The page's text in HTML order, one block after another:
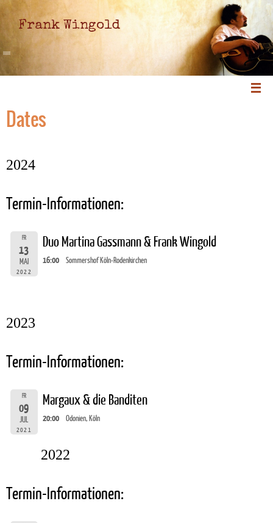
Frank Wingold
Dates
2024
Termin-Informationen:
FR
13
MAI
2022
Duo Martina Gassmann & Frank Wingold
16:00 Sommershof Köln-Rodenkirchen
2023
Termin-Informationen:
FR
09
JUL
2021
Margaux & die Banditen
20:00 Odonien, Köln
2022
Termin-Informationen: